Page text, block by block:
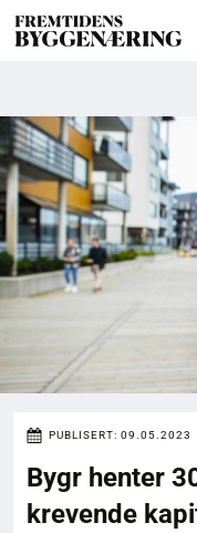
Eventer
Prosjekter
Bygg-guiden
Bygg
Bærekraft
PUBLISERT: 09.05.2023
Bygr henter
krevende